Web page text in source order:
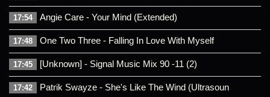
17:54 Angie Care - Your Mind (Extended)
17:48 One Two Three - Falling In Love With Myself
17:45 [Unknown] - Signal Music Mix 90 -11 (2)
17:42 Patrik Swayze - She's Like The Wind (Ultrasoun